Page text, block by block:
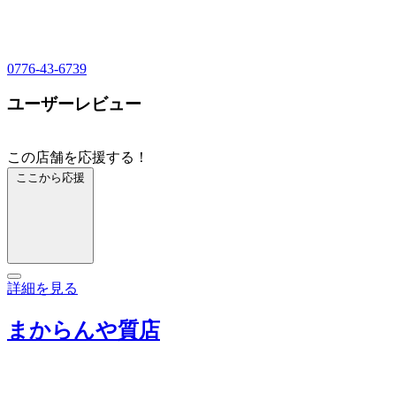
0776-43-6739
ユーザーレビュー
この店舗を応援する！
ここから応援
詳細を見る
まからんや質店